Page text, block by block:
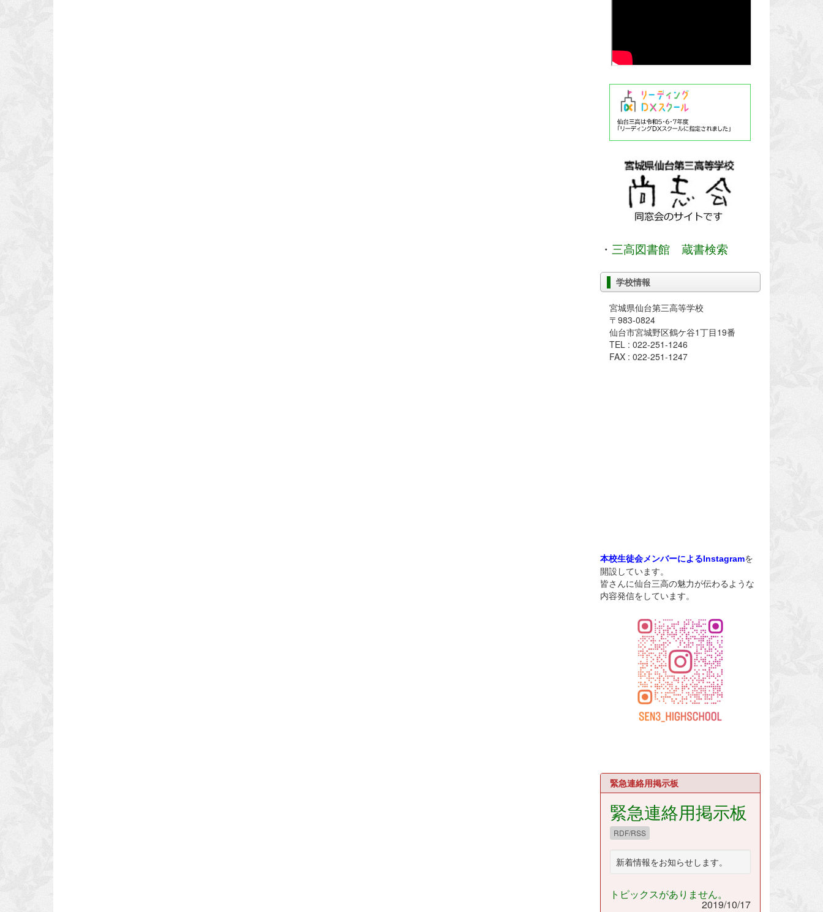
・ 三高図書館 蔵書検索
学校情報
宮城県仙台第三高等学校
〒983-0824
仙台市宮城野区鶴ケ谷1丁目19番
TEL : 022-251-1246
FAX : 022-251-1247
本校生徒会メンバーによるInstagramを
開設しています。
皆さんに仙台三高の魅力が伝わるような
内容発信をしています。
緊急連絡用掲示板
緊急連絡用掲示板
RDF/RSS
新着情報をお知らせします。
トピックスがありません。
2019/10/17